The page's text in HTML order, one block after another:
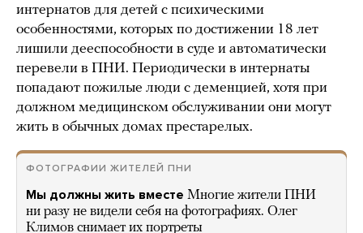
интернатов для детей с психическими
особенностями, которых по достижении 18 лет
лишили дееспособности в суде и автоматически
перевели в ПНИ. Периодически в интернаты
попадают пожилые люди с деменцией, хотя при
должном медицинском обслуживании они могут
жить в обычных домах престарелых.
ФОТОГРАФИИ ЖИТЕЛЕЙ ПНИ
Мы должны жить вместе Многие жители ПНИ
ни разу не видели себя на фотографиях. Олег
Климов снимает их портреты